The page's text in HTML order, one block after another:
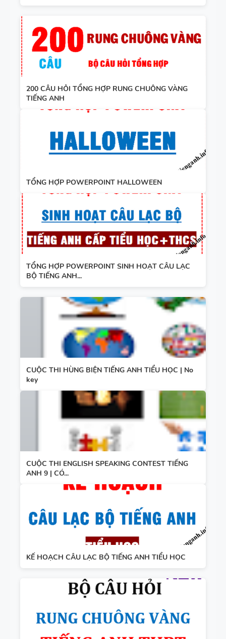
200 CÂU HỎI TỔNG HỢP RUNG CHUÔNG VÀNG
TIẾNG ANH
TỔNG HỢP POWERPOINT HALLOWEEN
TỔNG HỢP POWERPOINT SINH HOẠT CÂU LẠC
BỘ TIẾNG ANH...
CUỘC THI HÙNG BIỆN TIẾNG ANH TIỂU HỌC | No
key
CUỘC THI ENGLISH SPEAKING CONTEST TIẾNG
ANH 9 | CÓ...
KẾ HOẠCH CÂU LẠC BỘ TIẾNG ANH TIỂU HỌC